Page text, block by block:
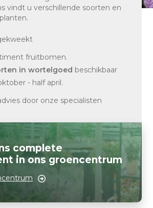
vindt u verschillende soorten en
fruitbomen.
in wortelgoed beschikbaar
- half april.
door onze specialisten
complete
in ons groencentrum